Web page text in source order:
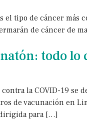
el tipo de cáncer más
de cáncer de
todo lo
la COVID-19 se
de vacunación en
dirigida para […]